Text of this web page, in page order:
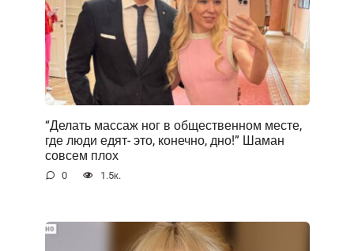
“Делать массаж ног в общественном месте,
где люди едят- это, конечно, дно!” Шаман
совсем плох
0 1.5к.